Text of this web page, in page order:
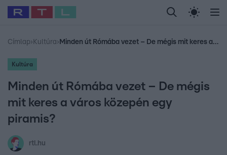
Legfrissebb RTL Híradó Randi Celeb vagyok,
Babits Marcella Most Wanted Gallusz
Címlap› Kultúra› Minden út Rómába vezet – De mégis mit keres a város közepén egy piramis?
Kultúra
Minden út Rómába vezet – De mégis
mit keres a város közepén egy
piramis?
rtl.hu